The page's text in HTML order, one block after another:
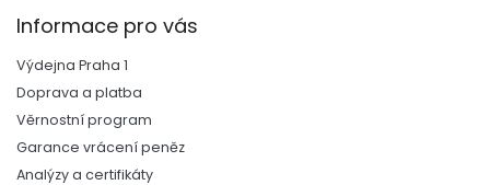
Informace pro vás
Výdejna Praha 1
Doprava a platba
Věrnostní program
Garance vrácení peněz
Analýzy a certifikáty